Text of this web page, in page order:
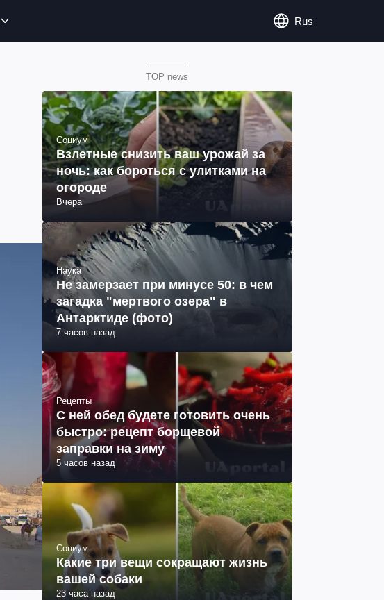
Rus
TOP news
Социум
Взлетные снизить ваш урожай за
ночь: как бороться с улитками на
огороде
Вчера
Наука
Не замерзает при минусе 50: в чем
загадка "мертвого озера" в
Антарктиде (фото)
7 часов назад
Рецепты
С ней обед будете готовить очень
быстро: рецепт борщевой
заправки на зиму
5 часов назад
Социум
Какие три вещи сокращают жизнь
вашей собаки
23 часа назад